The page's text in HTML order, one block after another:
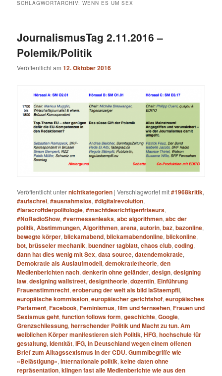
SCHLAGWORTARCHIV:WENN ES UM SEX
JournalismusTag 2.11.2016 –
Polemik/Politik
Veröffentlicht am12. Oktober 2016
Veröffentlicht unternichtkategorien |Verschlagwortet mit#1968kritik,
#aufschrei,#ausnahmslos,#digitalrevolution,
#laracroftderpolitologie,#machtdesrichtigenfriseurs,
#NoRadioShow,#vermessenleaks,abc algorithmen,abc der
politik,Abstimmungen,Algorithmen,arena,autorin,baz,bazonline,
bewegte körper,blickamabend,blickamabendonline,blickonline,
bot,brüsseler mechanik,buendner tagblatt,chaos club,coding,
dann hat dies wenig mit Sex,data source,datendemokratie,
Demokratie als Auslaufmodell,demokratietheorie,den
Medienberichten nach,denkerin ohne geländer,design,designing
law,designing wallstreet,designtheorie,dozentin, Einführung
Frauenstimmrecht,eroberung der welt als bild laStaempfli,
europäische kommission,europäischer gerichtshof,europäisches
Parlament,Facebook,Feminismus,film und fernsehen,Frauen und
Sexismus geht,function follows form,geschichte,Google,
Grenzschliessung,herrschender Politik und Macht zu tun. Am
weiblichen Körper manifestieren sich Politik,HFG,hochschule für
gestaltung,Identität,IFG,in Deutschland wegen einem offenen
Brief zum Alltagssexismus in der CDU. Gummibegriffe wie
«Belästigung»,internationale politik,keine daten ohne
repräsentation,klingen fast alle Medienberichte wie aus den